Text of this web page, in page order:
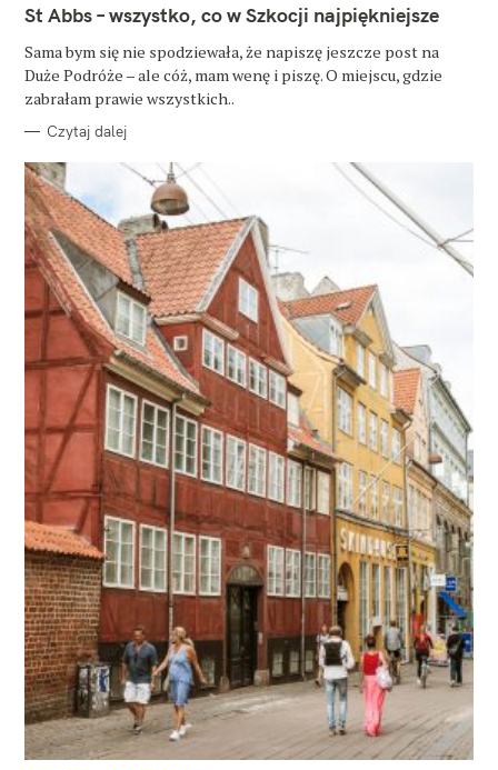
T
E
O
R
I
St Abbs – wszystko, co w Szkocji najpiękniejsze
Sama bym się nie spodziewała, że napiszę jeszcze post na
Duże Podróże – ale cóż, mam wenę i piszę. O miejscu, gdzie
zabrałam prawie wszystkich..
Czytaj dalej